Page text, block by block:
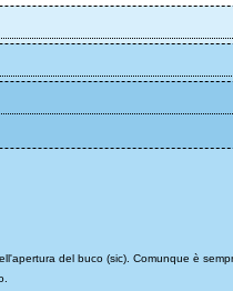
del buco (sic). Comunque è